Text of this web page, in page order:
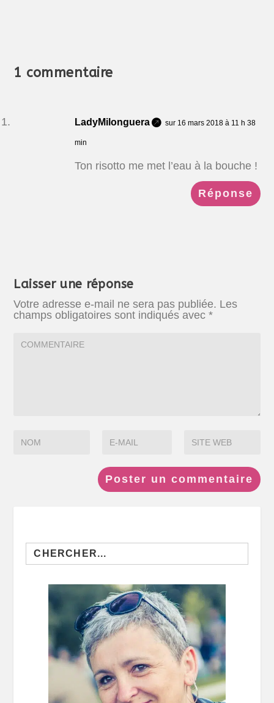
1 commentaire
LadyMilonguera sur 16 mars 2018 à 11 h 38
min
Ton risotto me met l’eau à la bouche !
Réponse
Laisser une réponse
Votre adresse e-mail ne sera pas publiée. Les
champs obligatoires sont indiqués avec*
Search
for: